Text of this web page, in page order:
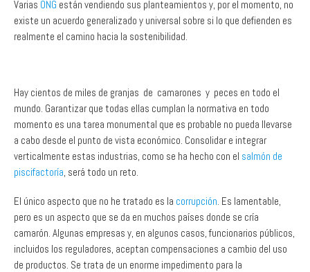
realmente el camino hacia la sostenibilidad.
momento es una tarea monumental que es probable no pueda llevarse
a cabo desde el punto de vista económico. Consolidar e integrar
verticalmente estas industrias, como se ha hecho con elsalmón de
piscifactoría, será todo un reto.
El único aspecto que no he tratado es la
camarón. Algunas empresas y, en algunos casos, funcionarios públicos,
incluidos los reguladores, aceptan compensaciones a cambio del uso
de productos. Se trata de un enorme impedimento para la
sostenibilidad y, hasta que desaparezca, hay pocas esperanzas de
que, aunque se cumplan todos los demás criterios, se pueda